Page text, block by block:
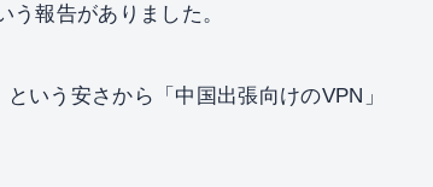
報告がありました。
いう安さから「中国出張向けのVPN」